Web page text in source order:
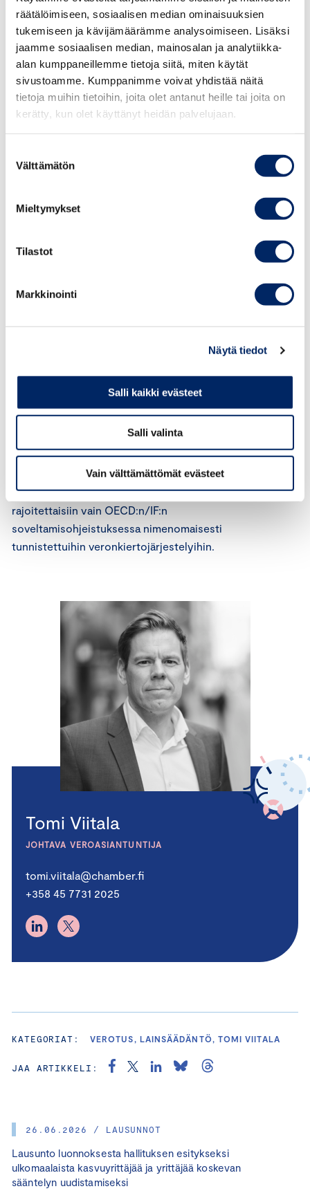
räätälöimiseen, sosiaalisen median ominaisuuksien
tukemiseen ja kävijämäärämme analysoimiseen. Lisäksi
jaamme sosiaalisen median, mainosalan ja analytiikka-
alan kumppaneillemme tietoja siitä, miten käytät
sivustoamme. Kumppanimme voivat yhdistää näitä
tietoja muihin tietoihin, joita olet antanut heille tai joita on
kerätty, kun olet käyttänyt heidän palvelujaan.
valinta
Välttämätön
Mieltymykset
Tilastot
Markkinointi
Näytä tiedot
Salli kaikki evästeet
Salli valinta
Vain välttämättömät evästeet
26.06.2026 / LAUSUNNOT
Lausunto luonnoksesta hallituksen esitykseksi
ulkomaalaista kasvuyrittäjää ja yrittäjää koskevan
sääntelyn uudistamiseksi
ennakkoratkaisumenettelyyn. Lisäksi
veronkiertosäännöksellä pyrittäisiin mahdollisuuksien
mukaan vastaamaan OECD:n/IF:n piiristä jatkossa
tulevaan veronkiertosäännöksen tyyppiseen sääntelyyn.
Keskuskauppakamari pitää minimiveroa koskevan yleisen
veronkiertosäännöksen
säätämistä tarpeettomana, joskin akateemisessa
vastaavanlainen oikeusperiaate voitaisiin joka
(unionin oikeuden väärinkäytön kielto) ja näin ollen
minimiverosääntelyyn sisältyisi oma yleinen
monimutkaistamaan jo muutoinkin
kohtuuttoman monimutkaista sääntelyä suhteessa veron
monimutkaistavista kansallisista toimenpiteistä samalla,
kun OECD:ssa ja EU:ssa on
tavoitteena yksinkertaistaa sääntelyä.
Veronkiertosäännöksen soveltamisen
ennakoitavuutta parantaisi se, jos sen soveltaminen
rajoitettaisiin vain OECD:n/IF:n
soveltamisohjeistuksessa nimenomaisesti
tunnistettuihin veronkiertojärjestelyihin.
Tomi Viitala
JOHTAVA VEROASIANTUNTIJA
tomi.viitala@chamber.fi
+358 45 7731 2025
KATEGORIAT: VEROTUS, LAINSÄÄDÄNTÖ, TOMI VIITALA
JAA ARTIKKELI: